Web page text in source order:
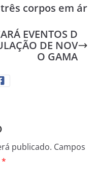
corpos em ár
EVENTOS D
DE NOV
O GAMA
publicado. Campos
*